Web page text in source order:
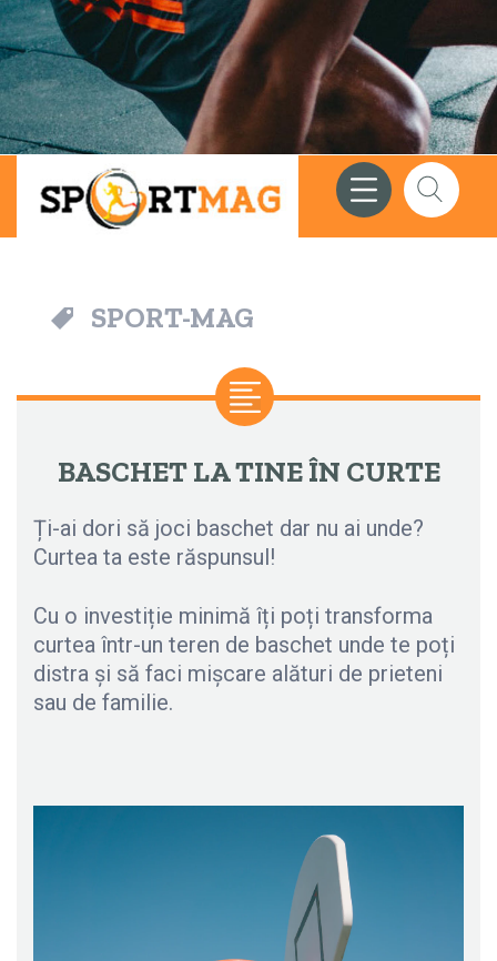
Meniu
Căutare
SPORT-MAG
BASCHET LA TINE ÎN CURTE
Ți-ai dori să joci baschet dar nu ai unde?
Curtea ta este răspunsul!
Cu o investiție minimă îți poți transforma
curtea într-un teren de baschet unde te poți
distra și să faci mișcare alături de prieteni
sau de familie.